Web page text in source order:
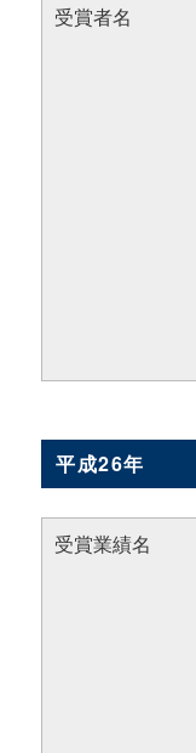
受賞者名
平成26年
受賞業績名